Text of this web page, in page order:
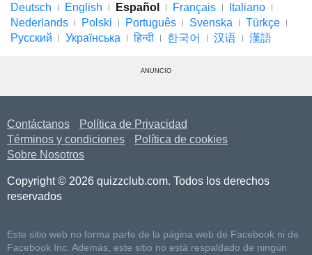
Deutsch English Español Français
Italiano
Nederlands
Polski Português Svenska
Türkçe
Русский
Українська हिन्दी 한국어 汉语 漢語
ANUNCIO
Contáctanos
Política de Privacidad
Términos y condiciones
Política de cookies
Sobre Nosotros
Copyright © 2026 quizzclub.com. Todos los derechos
reservados
Este sitio web no forma parte de la página web de Facebook ni de
Facebook Inc. Además, este sitio no está respaldado de ningún